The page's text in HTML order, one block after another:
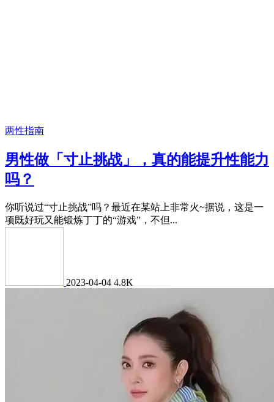
两性指南
男性做「寸止挑战」，真的能提升性能力
吗？
你听说过“寸止挑战”吗？最近在某站上非常火~据说，这是一
项既好玩又能锻炼丁丁的“游戏”，不但...
2023-04-04 4.8K